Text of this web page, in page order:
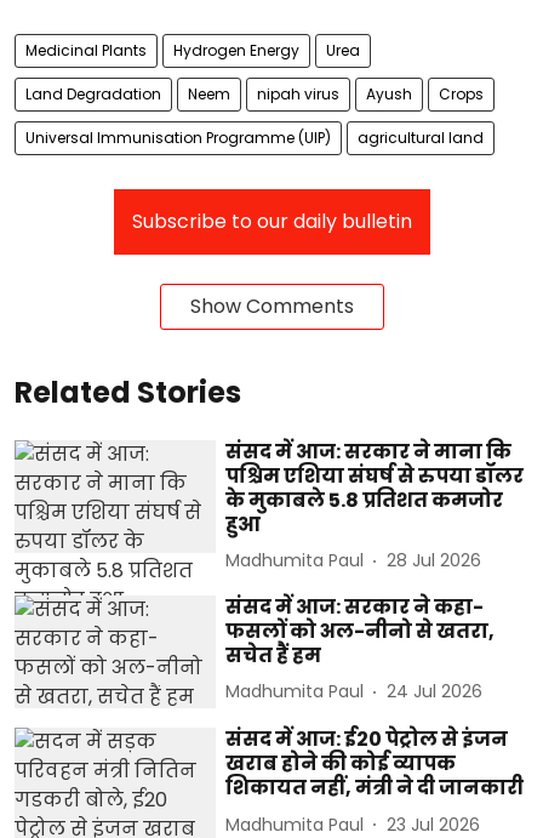
Medicinal Plants Hydrogen Energy Urea
Land Degradation Neem nipah virus Ayush Crops
Universal Immunisation Programme (UIP) agricultural land
Subscribe to our daily bulletin
Show Comments
Related Stories
संसद में आज: सरकार ने माना कि
पश्चिम एशिया संघर्ष से रुपया डॉलर
के मुकाबले 5.8 प्रतिशत कमजोर
हुआ
Madhumita Paul 28 Jul 2026
संसद में आज: सरकार ने कहा-
फसलों को अल-नीनो से खतरा,
सचेत हैं हम
Madhumita Paul 24 Jul 2026
संसद में आज: ई20 पेट्रोल से इंजन
खराब होने की कोई व्यापक
शिकायत नहीं, मंत्री ने दी जानकारी
Madhumita Paul 23 Jul 2026